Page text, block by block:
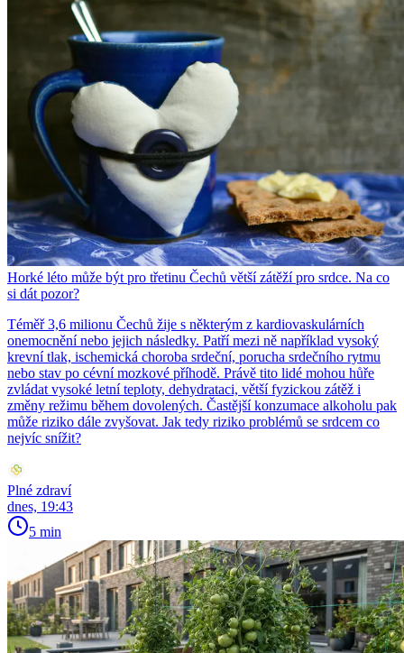
Horké léto může být pro třetinu Čechů větší zátěží pro srdce. Na co
si dát pozor?
Téměř 3,6 milionu Čechů žije s některým z kardiovaskulárních
onemocnění nebo jejich následky. Patří mezi ně například vysoký
krevní tlak, ischemická choroba srdeční, porucha srdečního rytmu
nebo stav po cévní mozkové příhodě. Právě tito lidé mohou hůře
zvládat vysoké letní teploty, dehydrataci, větší fyzickou zátěž i
změny režimu během dovolených. Častější konzumace alkoholu pak
může riziko dále zvyšovat. Jak tedy riziko problémů se srdcem co
nejvíc snížit?
Plné zdraví
dnes, 19:43
5 min